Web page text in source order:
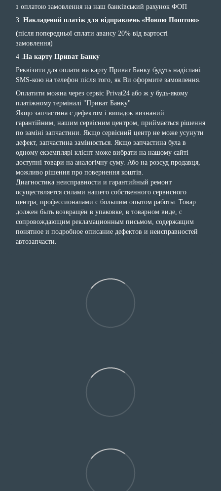
з оплатою замовлення на наш банківський рахунок ФОП
3. Накладений платіж для відправлень «Новою Поштою»
(після попередньої сплати авансу 20% від вартості
замовлення)
4 . На карту Приват Банку
Реквізити для оплати на карту Приват Банку будуть надіслані
SMS-кою на телефон після того, як Ви оформите замовлення.
Оплатити можна через сервіс Privat24 або ж у будь-якому
платіжному терміналі "Приват Банку"
Якщо запчастина с дефектом і випадок визнаний
гарантійним, нашим сервісним центром, приймається рішення
по заміні запчастини. Якщо сервісний центр не може усунути
дефект, запчастина замінюється. Якщо запчастина була в
одному екземплярі клієнт може вибрати на нашому сайті
доступні товари на аналогічну суму. Або на розсуд продавця,
можливо рішення про повернення коштів.
Диагностика неисправности и гарантийный ремонт
осуществляется силами нашего собственного сервисного
центра, профессионалами с большим опытом работы. Товар
должен быть возвращён в упаковке, в товарном виде, с
сопровождающим рекламационным письмом, содержащим
понятное и подробное описание дефектов и неисправностей
автозапчасти.